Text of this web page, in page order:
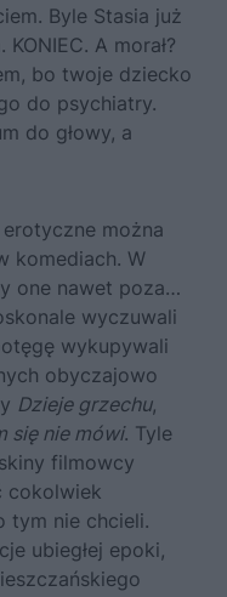
Byle Stasia już
A morał?
bo twoje dziecko
do psychiatry.
do głowy, a
można
komediach. W
one nawet poza…
wyczuwali
wykupywali
obyczajowo
Dzieje grzechu,
się nie mówi. Tyle
filmowcy
cokolwiek
tym nie chcieli.
ubiegłej epoki,